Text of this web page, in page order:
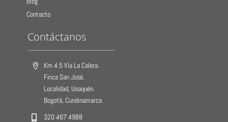
Contacto
Contáctanos
Km 4.5 Vía La Calera.
Finca San José.
Localidad, Usaquén.
Bogotá, Cundinamarca.
320 467 4988